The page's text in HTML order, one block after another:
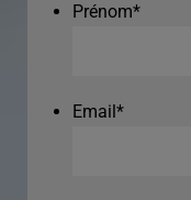
Prénom*
Email*